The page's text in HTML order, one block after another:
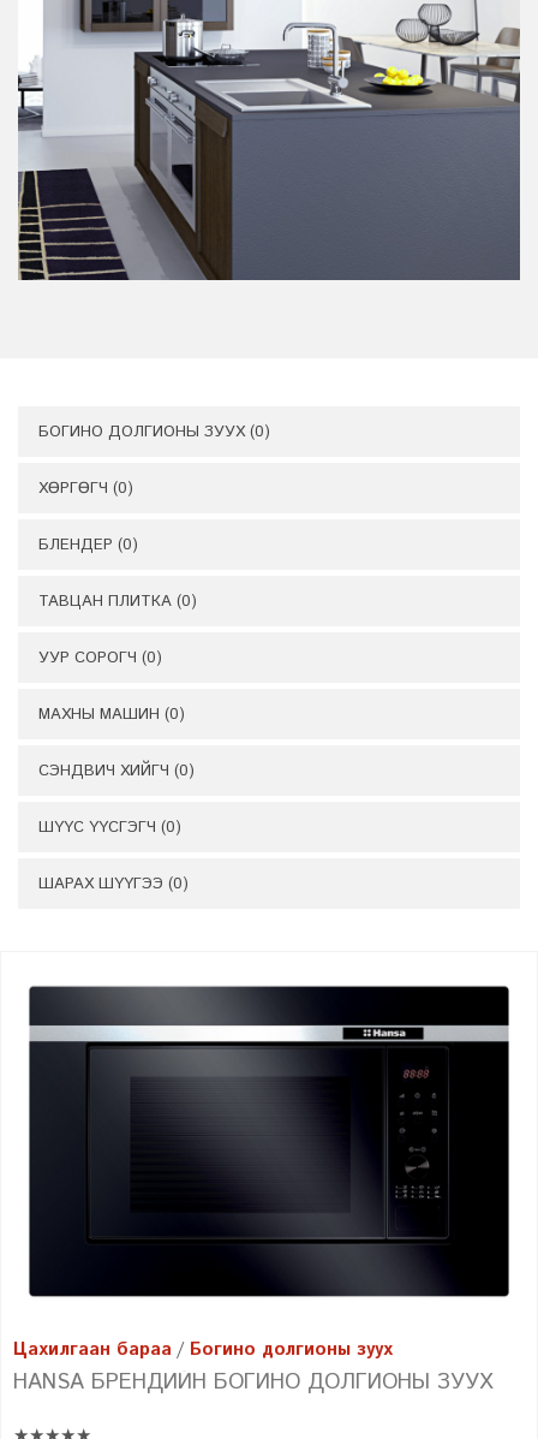
БОГИНО ДОЛГИОНЫ ЗУУХ(0)
ХӨРГӨГЧ (0)
БЛЕНДЕР (0)
ТАВЦАН ПЛИТКА (0)
УУР СОРОГЧ (0)
МАХНЫ МАШИН (0)
СЭНДВИЧ ХИЙГЧ (0)
ШҮҮС ҮҮСГЭГЧ (0)
ШАРАХ ШҮҮГЭЭ (0)
Цахилгаан бараа Богино долгионы зуух
HANSA БРЕНДИЙН БОГИНО ДОЛГИОНЫ ЗУУХ